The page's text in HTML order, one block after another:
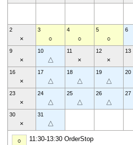
2
×
3
○
4
○
5
○
6
9
×
10
△
11
×
12
×
13
16
×
17
△
18
△
19
△
20
23
×
24
△
25
△
26
△
27
30
×
31
△
○ 11:30-13:30 OrderStop